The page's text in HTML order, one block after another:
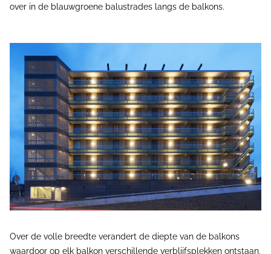
over in de blauwgroene balustrades langs de balkons.
Over de volle breedte verandert de diepte van de balkons
waardoor op elk balkon verschillende verblijfsplekken ontstaan.